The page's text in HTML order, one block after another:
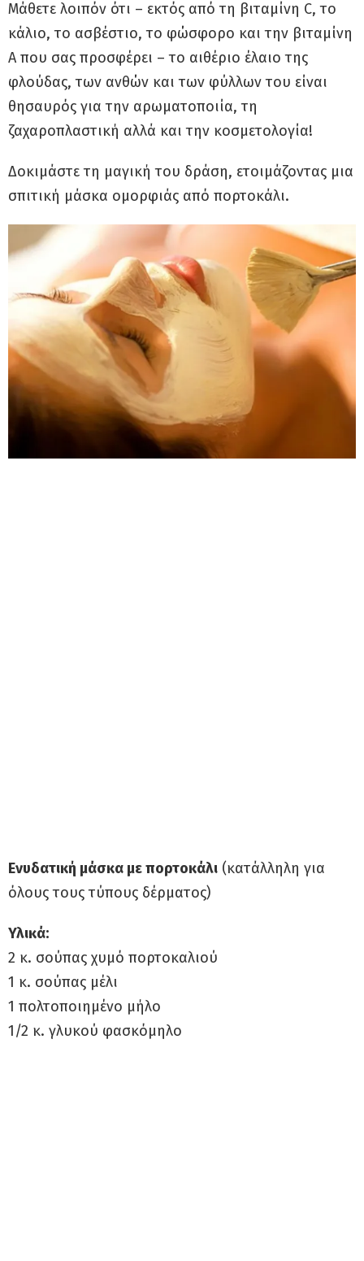
Μάθετε λοιπόν ότι – εκτός από τη βιταμίνη C, το
κάλιο, το ασβέστιο, το φώσφορο και την βιταμίνη
Α που σας προσφέρει – το αιθέριο έλαιο της
φλούδας, των ανθών και των φύλλων του είναι
θησαυρός για την αρωματοποιία, τη
ζαχαροπλαστική αλλά και την κοσμετολογία!
Δοκιμάστε τη μαγική του δράση, ετοιμάζοντας μια
σπιτική μάσκα ομορφιάς από πορτοκάλι.
Ενυδατική μάσκα με πορτοκάλι (κατάλληλη για
όλους τους τύπους δέρματος)
Υλικά:
2 κ. σούπας χυμό πορτοκαλιού
1 κ. σούπας μέλι
1 πολτοποιημένο μήλο
1/2 κ. γλυκού φασκόμηλο